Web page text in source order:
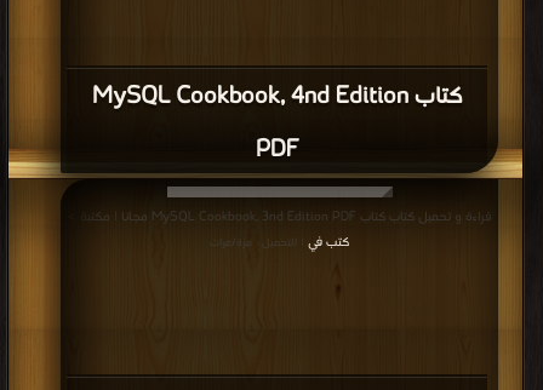
كتاب MySQL Cookbook, 4nd Edition
PDF
قراءة و تحميل كتاب كتاب MySQL Cookbook, 3nd Edition PDF مجانا | مكتبة >
كتب في
| التحميل : مرة/مرات